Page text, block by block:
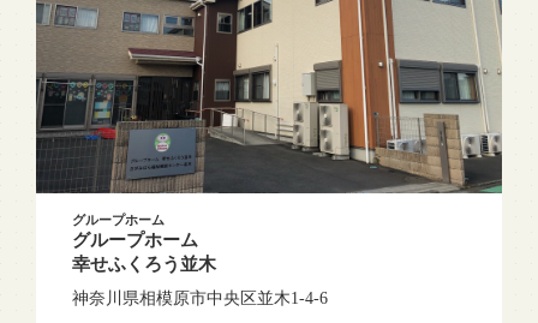
グループホーム
グループホーム
幸せふくろう並木
神奈川県相模原市中央区並木1-4-6